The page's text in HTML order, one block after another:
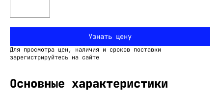
Узнать цену
Для просмотра цен, наличия и сроков поставки
зарегистрируйтесь на сайте
Основные характеристики